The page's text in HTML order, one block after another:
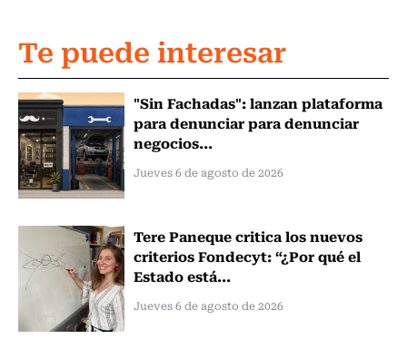
Te puede interesar
"Sin Fachadas": lanzan plataforma
para denunciar para denunciar
negocios...
Jueves 6 de agosto de 2026
Tere Paneque critica los nuevos
criterios Fondecyt: “¿Por qué el
Estado está...
Jueves 6 de agosto de 2026